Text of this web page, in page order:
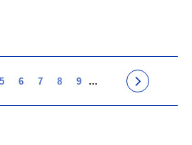
5 6 7 8 9 …